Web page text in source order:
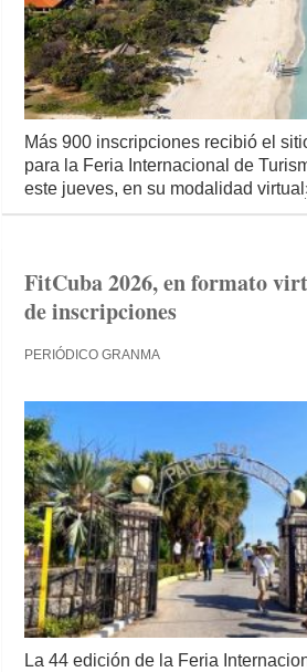
Más 900 inscripciones recibió el
para la Feria Internacional de
este jueves, en su modalidad virtual
FitCuba 2026, en formato
de inscripciones
PERIÓDICO GRANMA
La 44 edición de la Feria